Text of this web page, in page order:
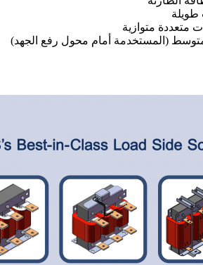
طويلة
متعددة متوازية
(المستخدمة أمام محول رفع الجهد)